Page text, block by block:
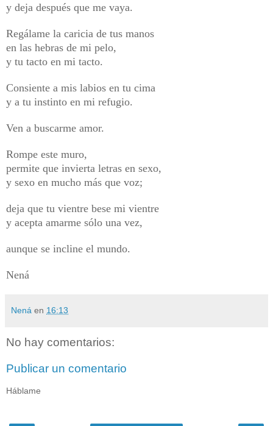
y deja después que me vaya.
Regálame la caricia de tus manos
en las hebras de mi pelo,
y tu tacto en mi tacto.
Consiente a mis labios en tu cima
y a tu instinto en mi refugio.
Ven a buscarme amor.
Rompe este muro,
permite que invierta letras en sexo,
y sexo en mucho más que voz;
deja que tu vientre bese mi vientre
y acepta amarme sólo una vez,
aunque se incline el mundo.
Nená
Nená en 16:13
No hay comentarios:
Publicar un comentario
Háblame